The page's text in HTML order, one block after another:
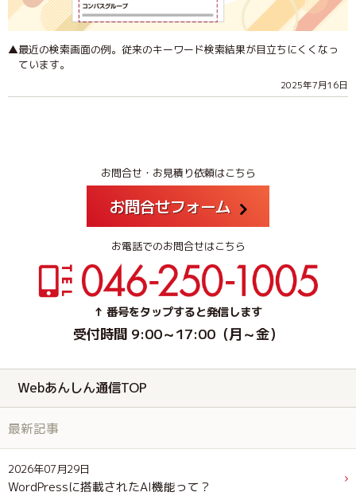
▲最近の検索画面の例。従来のキーワード検索結果が目立ちにくくなっ
ています。
2025年7月16日
お問合せ・お見積り依頼はこちら
お問合せフォーム
お電話でのお問合せはこちら
↑ 番号をタップすると発信します
受付時間 9:00～17:00（月～金）
Webあんしん通信TOP
最新記事
2026年07月29日
WordPressに搭載されたAI機能って？